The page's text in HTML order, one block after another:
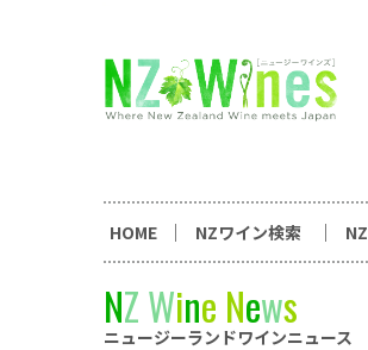
ニ
HOME NZワイン検索
NZWine News
ニュージーランドワインニュース